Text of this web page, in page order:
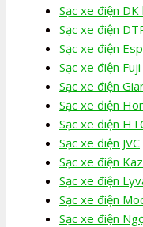
Sạc xe điện DK
Sạc xe điện
Sạc xe điện
Sạc xe điện Fuji
Sạc xe điện
Sạc xe điện
Sạc xe điện
Sạc xe điện JVC
Sạc xe điện
Sạc xe điện
Sạc xe điện
Sạc xe điện